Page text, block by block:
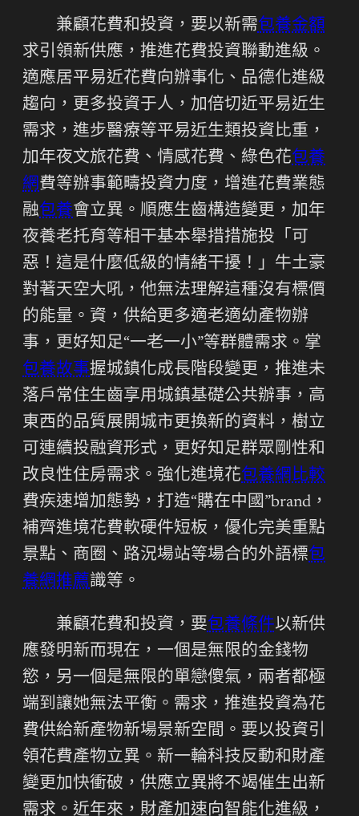
兼顧花費和投資，要以新需包養金額
求引領新供應，推進花費投資聯動進級。
適應居平易近花費向辦事化、品德化進級
趨向，更多投資于人，加倍切近平易近生
需求，進步醫療等平易近生類投資比重，
加年夜文旅花費、情感花費、綠色花包養
網費等辦事範疇投資力度，增進花費業態
融包養會立異。順應生齒構造變更，加年
夜養老托育等相干基本舉措措施投「可
惡！這是什麼低級的情緒干擾！」牛土豪
對著天空大吼，他無法理解這種沒有標價
的能量。資，供給更多適老適幼產物辦
事，更好知足“一老一小”等群體需求。掌
包養故事握城鎮化成長階段變更，推進未
落戶常住生齒享用城鎮基礎公共辦事，高
東西的品質展開城市更換新的資料，樹立
可連續投融資形式，更好知足群眾剛性和
改良性住房需求。強化進境花包養網比較
費疾速增加態勢，打造“購在中國”brand，
補齊進境花費軟硬件短板，優化完美重點
景點、商圈、路況場站等場合的外語標包
養網推薦識等。
兼顧花費和投資，要包養條件以新供
應發明新而現在，一個是無限的金錢物
慾，另一個是無限的單戀傻氣，兩者都極
端到讓她無法平衡。需求，推進投資為花
費供給新產物新場景新空間。要以投資引
領花費產物立異。新一輪科技反動和財產
變更加快衝破，供應立異將不竭催生出新
需求。近年來，財產加速向智能化進級，